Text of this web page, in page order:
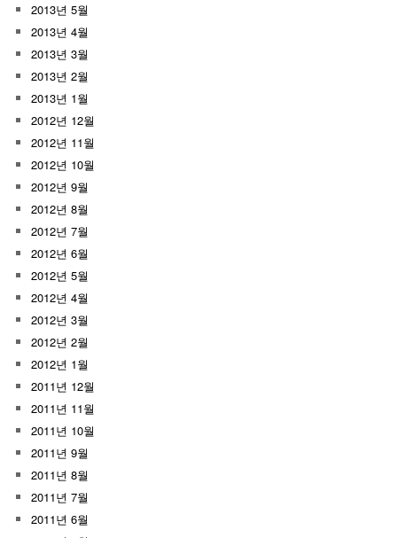
2013년 5월
2013년 4월
2013년 3월
2013년 2월
2013년 1월
2012년 12월
2012년 11월
2012년 10월
2012년 9월
2012년 8월
2012년 7월
2012년 6월
2012년 5월
2012년 4월
2012년 3월
2012년 2월
2012년 1월
2011년 12월
2011년 11월
2011년 10월
2011년 9월
2011년 8월
2011년 7월
2011년 6월